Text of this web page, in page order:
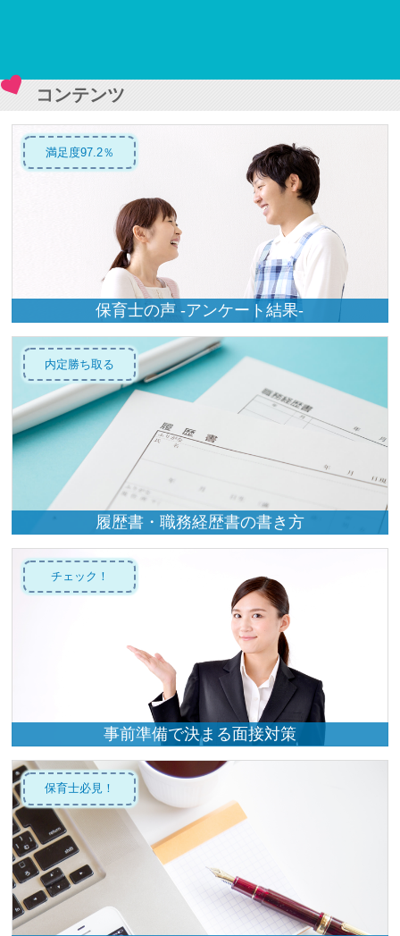
コンテンツ
満足度97.2％
保育士の声 -アンケート結果-
内定勝ち取る
履歴書・職務経歴書の書き方
チェック！
事前準備で決まる面接対策
保育士必見！